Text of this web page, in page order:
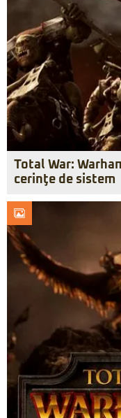
Total War:
cerinţe de sistem